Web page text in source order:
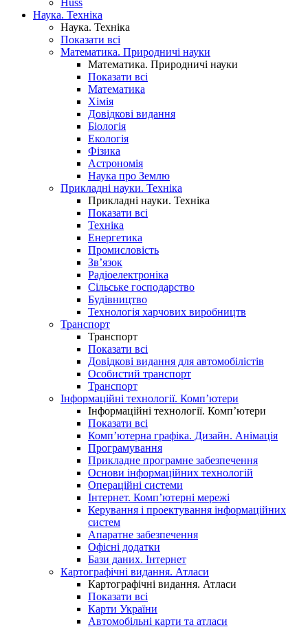
Huss
Наука. Техніка
Наука. Техніка
Показати всі
Математика. Природничі науки
Математика. Природничі науки
Показати всі
Математика
Хімія
Довідкові видання
Біологія
Екологія
Фізика
Астрономія
Наука про Землю
Прикладні науки. Техніка
Прикладні науки. Техніка
Показати всі
Техніка
Енергетика
Промисловість
Зв’язок
Радіоелектроніка
Сільське господарство
Будівництво
Технологія харчових виробництв
Транспорт
Транспорт
Показати всі
Довідкові видання для автомобілістів
Особистий транспорт
Транспорт
Інформаційні технології. Комп’ютери
Інформаційні технології. Комп’ютери
Показати всі
Комп’ютерна графіка. Дизайн. Анімація
Програмування
Прикладне програмне забезпечення
Основи інформаційних технологій
Операційні системи
Інтернет. Комп’ютерні мережі
Керування і проектування інформаційних
систем
Апаратне забезпечення
Офісні додатки
Бази даних. Інтернет
Картографічні видання. Атласи
Картографічні видання. Атласи
Показати всі
Карти України
Автомобільні карти та атласи